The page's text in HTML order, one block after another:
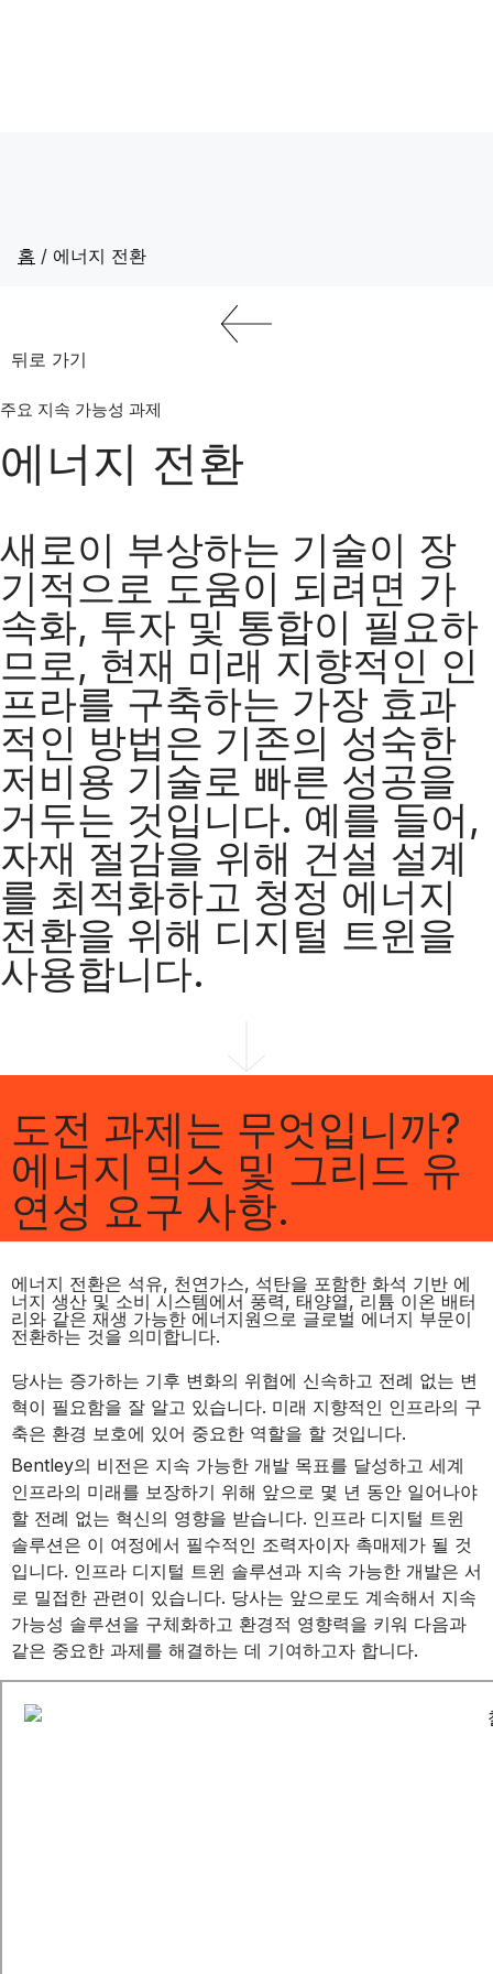
홈 / 에너지 전환
뒤로 가기
주요 지속 가능성 과제
에너지 전환
새로이 부상하는 기술이 장
기적으로 도움이 되려면 가
속화, 투자 및 통합이 필요하
므로, 현재 미래 지향적인 인
프라를 구축하는 가장 효과
적인 방법은 기존의 성숙한
저비용 기술로 빠른 성공을
거두는 것입니다. 예를 들어,
자재 절감을 위해 건설 설계
를 최적화하고 청정 에너지
전환을 위해 디지털 트윈을
사용합니다.
도전 과제는 무엇입니까?
에너지 믹스 및 그리드 유
연성 요구 사항.
에너지 전환은 석유, 천연가스, 석탄을 포함한 화석 기반 에
너지 생산 및 소비 시스템에서 풍력, 태양열, 리튬 이온 배터
리와 같은 재생 가능한 에너지원으로 글로벌 에너지 부문이
전환하는 것을 의미합니다.
당사는 증가하는 기후 변화의 위협에 신속하고 전례 없는 변
혁이 필요함을 잘 알고 있습니다. 미래 지향적인 인프라의 구
축은 환경 보호에 있어 중요한 역할을 할 것입니다.
Bentley의 비전은 지속 가능한 개발 목표를 달성하고 세계
인프라의 미래를 보장하기 위해 앞으로 몇 년 동안 일어나야
할 전례 없는 혁신의 영향을 받습니다. 인프라 디지털 트윈
솔루션은 이 여정에서 필수적인 조력자이자 촉매제가 될 것
입니다. 인프라 디지털 트윈 솔루션과 지속 가능한 개발은 서
로 밀접한 관련이 있습니다. 당사는 앞으로도 계속해서 지속
가능성 솔루션을 구체화하고 환경적 영향력을 키워 다음과
같은 중요한 과제를 해결하는 데 기여하고자 합니다.